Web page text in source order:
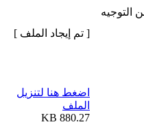
التوجيه
[ تم إيجاد الملف ]
اضغط هنا لتنزيل
الملف
880.27 KB